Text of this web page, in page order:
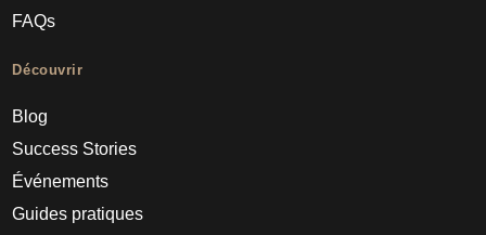
FAQs
Découvrir
Blog
Success Stories
Événements
Guides pratiques